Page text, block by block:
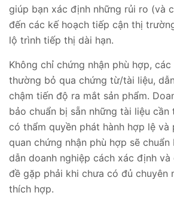
giúp bạn xác định những rủi ro (và
đến các kế hoạch tiếp cận thị
lộ trình tiếp thị dài hạn.
Không chỉ chứng nhận phù hợp,
thường bỏ qua chứng từ/tài liệu,
chậm tiến độ ra mắt sản phẩm.
bảo chuẩn bị sẵn những tài liệu
có thẩm quyền phát hành hợp lệ và
quan chứng nhận phù hợp sẽ
dẫn doanh nghiệp cách xác định
đề gặp phải khi chưa có đủ chuyên
thích hợp.